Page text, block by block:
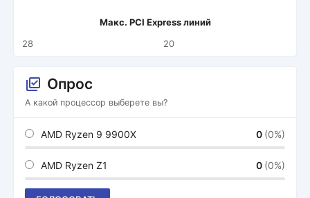
Макс. PCI Express линий
28
20
Опрос
А какой процессор выберете вы?
AMD Ryzen 9 9900X 0 (0%)
AMD Ryzen Z1 0 (0%)